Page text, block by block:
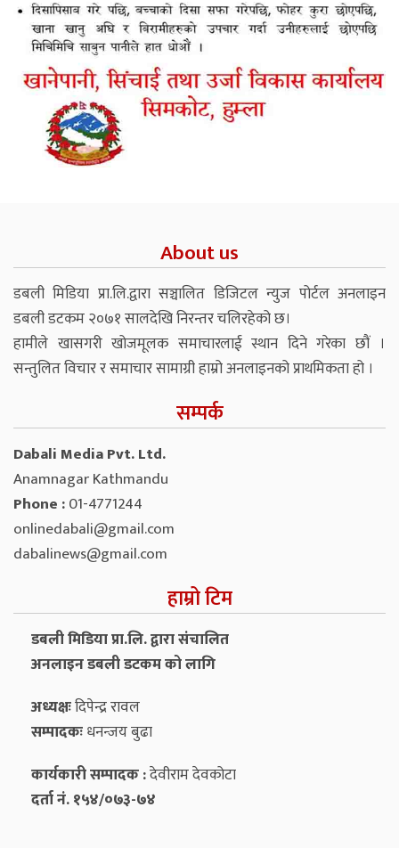
About us
डबली मिडिया प्रा.लि.द्वारा सञ्चालित डिजिटल न्युज पोर्टल अनलाइन
डबली डटकम २०७१ सालदेखि निरन्तर चलिरहेको छ।
हामीले खासगरी खोजमूलक समाचारलाई स्थान दिने गरेका छौं ।
सन्तुलित विचार र समाचार सामाग्री हाम्रो अनलाइनको प्राथमिकता हो ।
सम्पर्क
Dabali Media Pvt. Ltd.
Anamnagar Kathmandu
Phone :01-4771244
onlinedabali@gmail.com
dabalinews@gmail.com
हाम्रो टिम
डबली मिडिया प्रा.लि. द्वारा संचालित
अनलाइन डबली डटकम को लागि
अध्यक्षःदिपेन्द्र रावल
सम्पादकःधनन्‍जय बुढा
कार्यकारी सम्पादक :देवीराम देवकोटा
दर्ता नं. १५४/०७३-७४